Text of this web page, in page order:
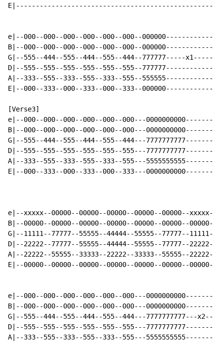
e|--000--000--000--000--000--000--
B|--000--000--000--000--000--000--
G|--555--444--555--444--555--444--777777-----
D|--555--555--555--555--555--555--
A|--333--555--333--555--333--555--
E|--000--333--000--333--000--333--
[Verse3]
e|--000--000--000--000--000--000---
B|--000--000--000--000--000--000---
G|--555--444--555--444--555--444---
D|--555--555--555--555--555--555---
A|--333--555--333--555--333--555---
E|--000--333--000--333--000--333---
e|--xxxxx--00000--00000--00000--00000--00000--
B|--00000--00000--00000--00000--00000--00000--
G|--11111--77777--55555--44444--55555--77777--
D|--22222--77777--55555--44444--55555--77777--
A|--22222--55555--33333--22222--33333--55555--
E|--00000--00000--00000--00000--00000--00000--
e|--000--000--000--000--000--000---
B|--000--000--000--000--000--000---
G|--555--444--555--444--555--444---
D|--555--555--555--555--555--555---
A|--333--555--333--555--333--555---